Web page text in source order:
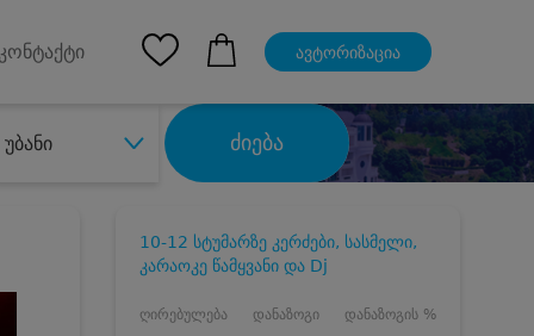
კონტაქტი ავტორიზაცია
უბანი ძიება
10-12 სტუმარზე კერძები, სასმელი,
კარაოკე წამყვანი და Dj
ღირებულება დანაზოგი დანაზოგის %